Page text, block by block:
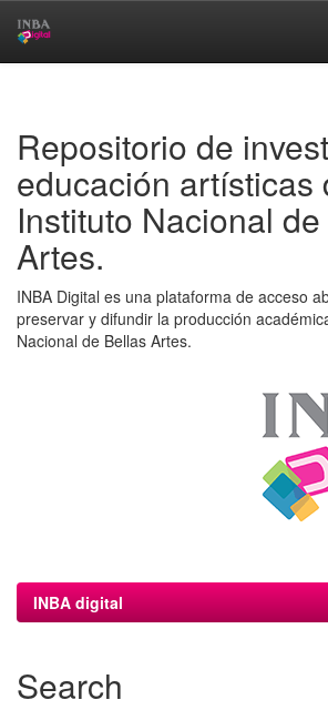
Repositorio de
educación artísticas
Instituto Nacional
Artes.
INBA Digital es una plataforma de acceso
preservar y difundir la producción
Nacional de Bellas Artes.
INBA digital
Search